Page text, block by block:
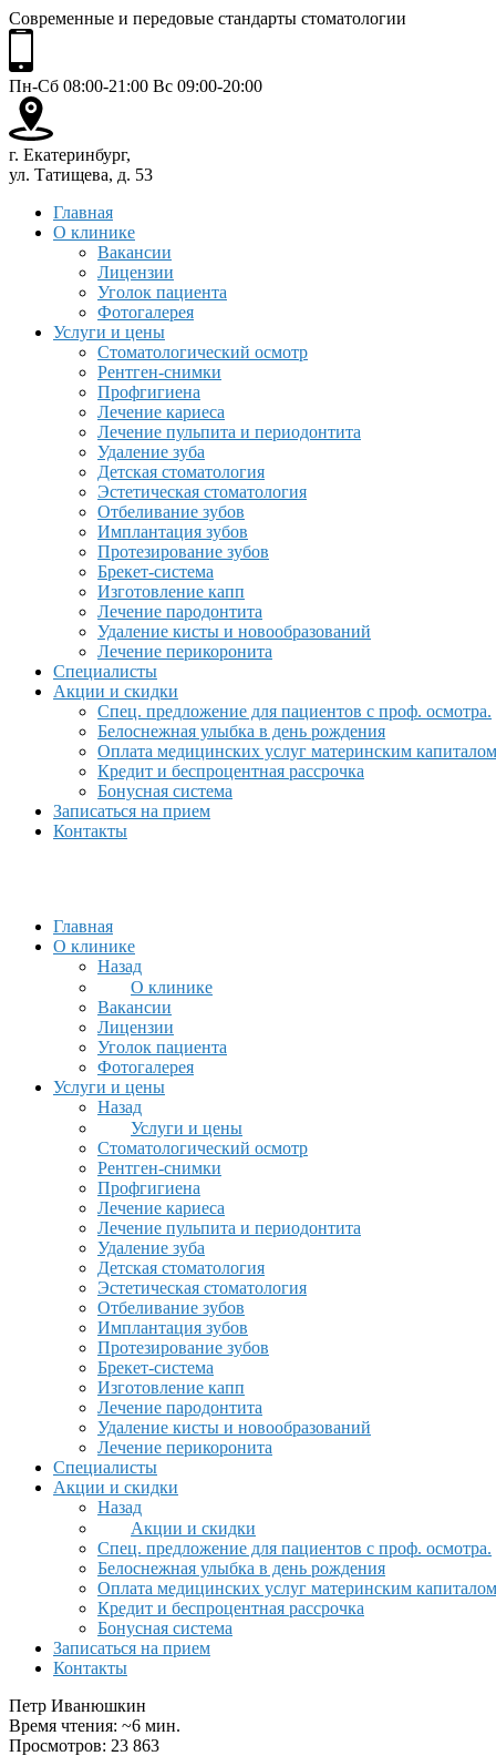
Современные и передовые стандарты стоматологии
Пн-Сб 08:00-21:00 Вс 09:00-20:00
г. Екатеринбург,
ул. Татищева, д. 53
Главная
О клинике
Вакансии
Лицензии
Уголок пациента
Фотогалерея
Услуги и цены
Стоматологический осмотр
Рентген-снимки
Профгигиена
Лечение кариеса
Лечение пульпита и периодонтита
Удаление зуба
Детская стоматология
Эстетическая стоматология
Отбеливание зубов
Имплантация зубов
Протезирование зубов
Брекет-система
Изготовление капп
Лечение пародонтита
Удаление кисты и новообразований
Лечение перикоронита
Специалисты
Акции и скидки
Спец. предложение для пациентов с проф. осмотра.
Белоснежная улыбка в день рождения
Оплата медицинских услуг материнским капиталом
Кредит и беспроцентная рассрочка
Бонусная система
Записаться на прием
Контакты
Главная
О клинике
Назад
О клинике
Вакансии
Лицензии
Уголок пациента
Фотогалерея
Услуги и цены
Назад
Услуги и цены
Стоматологический осмотр
Рентген-снимки
Профгигиена
Лечение кариеса
Лечение пульпита и периодонтита
Удаление зуба
Детская стоматология
Эстетическая стоматология
Отбеливание зубов
Имплантация зубов
Протезирование зубов
Брекет-система
Изготовление капп
Лечение пародонтита
Удаление кисты и новообразований
Лечение перикоронита
Специалисты
Акции и скидки
Назад
Акции и скидки
Спец. предложение для пациентов с проф. осмотра.
Белоснежная улыбка в день рождения
Оплата медицинских услуг материнским капиталом
Кредит и беспроцентная рассрочка
Бонусная система
Записаться на прием
Контакты
Петр Иванюшкин
Время чтения: ~6 мин.
Просмотров: 23 863